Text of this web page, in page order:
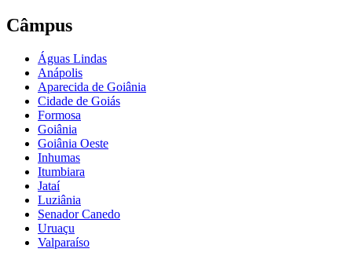
Câmpus
Águas Lindas
Anápolis
Aparecida de Goiânia
Cidade de Goiás
Formosa
Goiânia
Goiânia Oeste
Inhumas
Itumbiara
Jataí
Luziânia
Senador Canedo
Uruaçu
Valparaíso